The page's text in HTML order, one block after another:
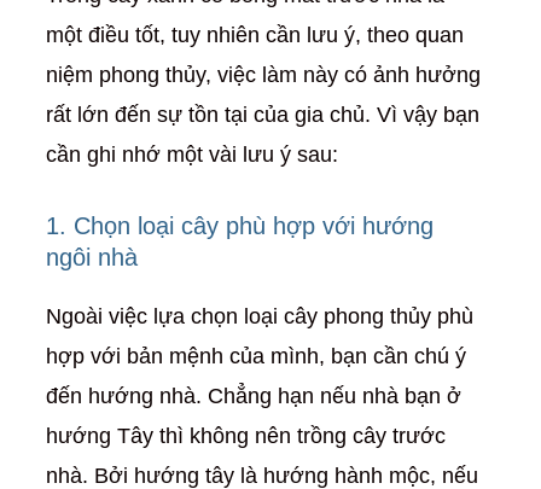
một điều tốt, tuy nhiên cần lưu ý, theo quan
niệm phong thủy, việc làm này có ảnh hưởng
rất lớn đến sự tồn tại của gia chủ. Vì vậy bạn
cần ghi nhớ một vài lưu ý sau:
1. Chọn loại cây phù hợp với hướng
ngôi nhà
Ngoài việc lựa chọn loại cây phong thủy phù
hợp với bản mệnh của mình, bạn cần chú ý
đến hướng nhà. Chẳng hạn nếu nhà bạn ở
hướng Tây thì không nên trồng cây trước
nhà. Bởi hướng tây là hướng hành mộc, nếu